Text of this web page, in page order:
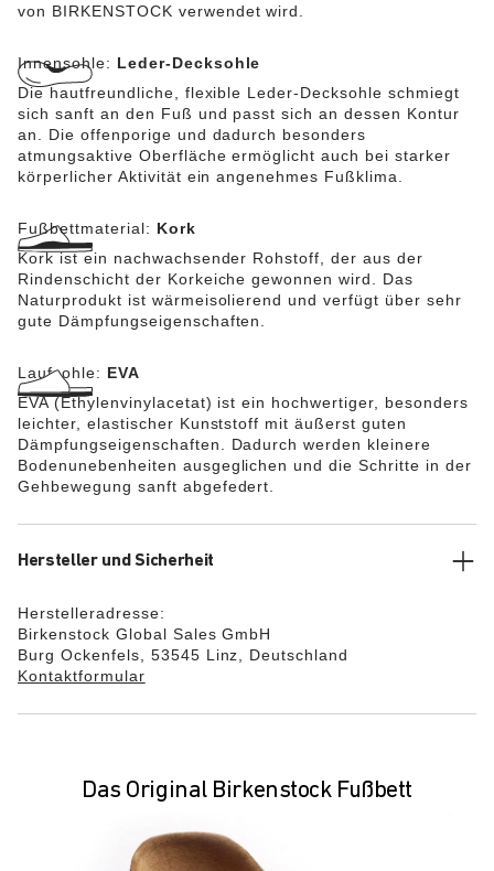
von BIRKENSTOCK verwendet wird.
Innensohle: Leder-Decksohle
Die hautfreundliche, flexible Leder-Decksohle schmiegt
sich sanft an den Fuß und passt sich an dessen Kontur
an. Die offenporige und dadurch besonders
atmungsaktive Oberfläche ermöglicht auch bei starker
körperlicher Aktivität ein angenehmes Fußklima.
Fußbettmaterial: Kork
Kork ist ein nachwachsender Rohstoff, der aus der
Rindenschicht der Korkeiche gewonnen wird. Das
Naturprodukt ist wärmeisolierend und verfügt über sehr
gute Dämpfungseigenschaften.
Laufsohle: EVA
EVA (Ethylenvinylacetat) ist ein hochwertiger, besonders
leichter, elastischer Kunststoff mit äußerst guten
Dämpfungseigenschaften. Dadurch werden kleinere
Bodenunebenheiten ausgeglichen und die Schritte in der
Gehbewegung sanft abgefedert.
Hersteller und Sicherheit
Herstelleradresse:
Birkenstock Global Sales GmbH
Burg Ockenfels, 53545 Linz, Deutschland
Kontaktformular
Das Original Birkenstock Fußbett